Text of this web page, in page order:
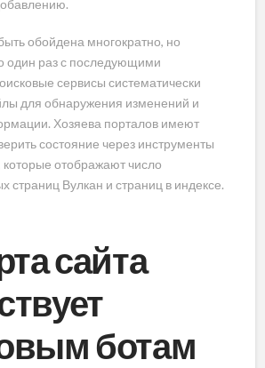
обойдена многократно, но
один раз с последующими
сервисы систематически
для обнаружения изменений и
Хозяева порталов имеют
состояние через инструменты
которые отображают число
страниц Вулкан и страниц в индексе.
сайта
ботам